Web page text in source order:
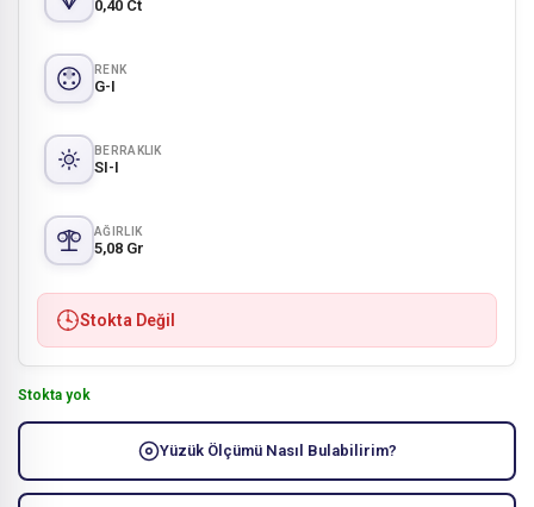
0,40 Ct
RENK
G-I
BERRAKLIK
SI-I
AĞIRLIK
5,08 Gr
Stokta Değil
Stokta yok
Yüzük Ölçümü Nasıl Bulabilirim?